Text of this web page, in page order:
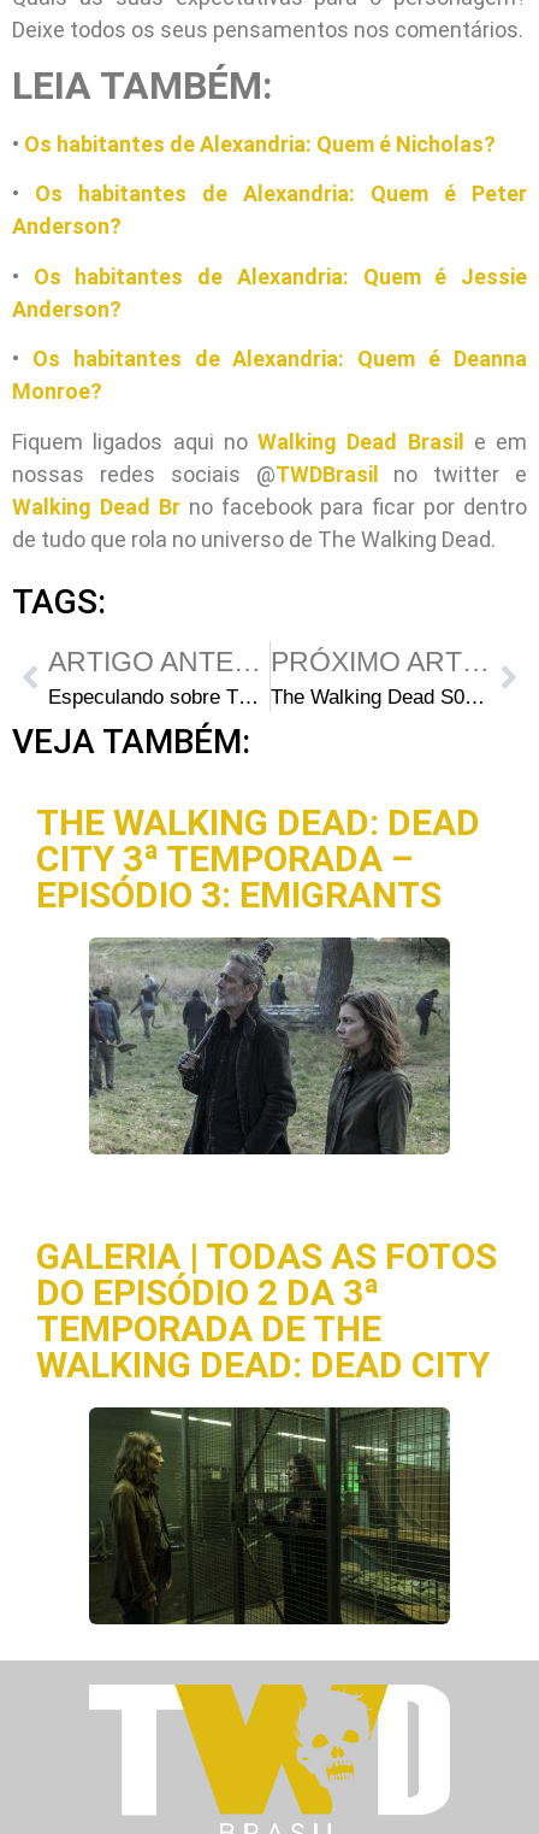
Deixe todos os seus pensamentos nos comentários.
LEIA TAMBÉM:
• Os habitantes de Alexandria: Quem é Nicholas?
• Os habitantes de Alexandria: Quem é Peter
Anderson?
• Os habitantes de Alexandria: Quem é Jessie
Anderson?
• Os habitantes de Alexandria: Quem é Deanna
Monroe?
Fiquem ligados aqui no Walking Dead Brasil e em
nossas redes sociais @TWDBrasil no twitter e
Walking Dead Brno facebook para ficar por dentro
de tudo que rola no universo de The Walking Dead.
TAGS:
ARTIGO ANTERIOR
Especulando sobre The Walking Dead: Novamente a letra A?
PRÓXIMO ARTIGO
The Walking Dead S05E13: 5 coisas que você pode ter perdido em “Forget”
VEJA TAMBÉM:
THE WALKING DEAD: DEAD
CITY 3ª TEMPORADA –
EPISÓDIO 3: EMIGRANTS
GALERIA | TODAS AS FOTOS
DO EPISÓDIO 2 DA 3ª
TEMPORADA DE THE
WALKING DEAD: DEAD CITY